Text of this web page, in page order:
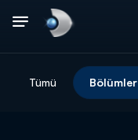
Tümü Bölümler